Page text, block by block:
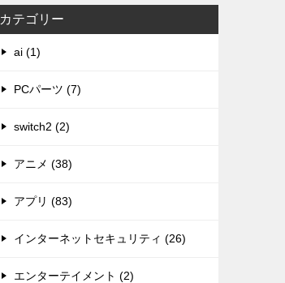
カテゴリー
ai (1)
PCパーツ (7)
switch2 (2)
アニメ (38)
アプリ (83)
インターネットセキュリティ (26)
エンターテイメント (2)